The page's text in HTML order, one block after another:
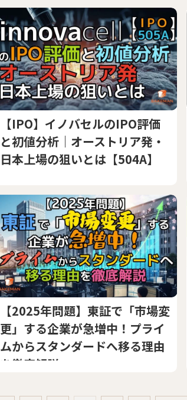
【IPO】イノバセルのIPO評価
と初値分析｜オーストリア発・
日本上場の狙いとは【504A】
【2025年問題】東証で「市場変
更」する企業が急増中！プライ
ムからスタンダードへ移る理由
を徹底解説